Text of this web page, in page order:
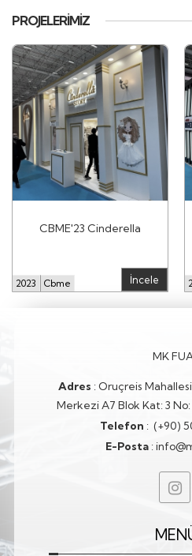
PROJELERIMIZ
CBME'23 Cinderella
2023 Cbme İncele
MK
Adres :Oruçreis
Merkezi A7 Blok Kat: 3
Telefon : (+90)
E-Posta :